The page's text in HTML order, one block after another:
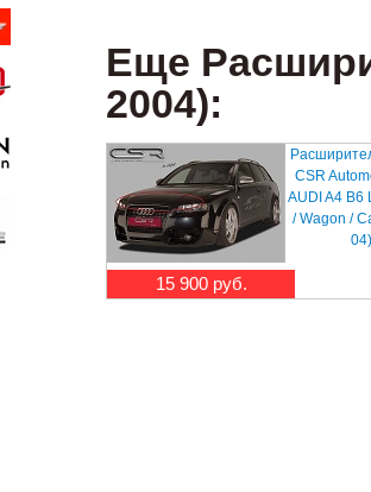
Еще
2004):
15 900 руб.
CSR
AUDI A4 B6
/ Wagon /
04)